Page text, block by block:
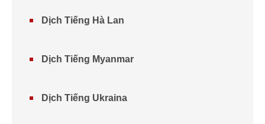
Dịch Tiếng Hà Lan
Dịch Tiếng Myanmar
Dịch Tiếng Ukraina